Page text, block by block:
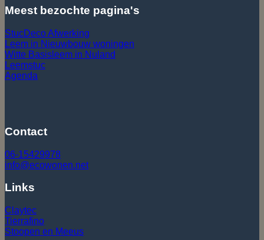
Meest bezochte pagina's
StucDeco Afwerking
Leem in Nieuwbouw woningen
Witte Basisleem in Nuland
Leemstuc
Agenda
Contact
06-15429978
info@ecowonen.net
Links
Claytec
Tierrafino
Stoopen en Meeus